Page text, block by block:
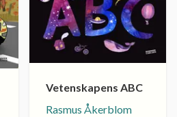
Vetenskapens ABC
Rasmus Åkerblom